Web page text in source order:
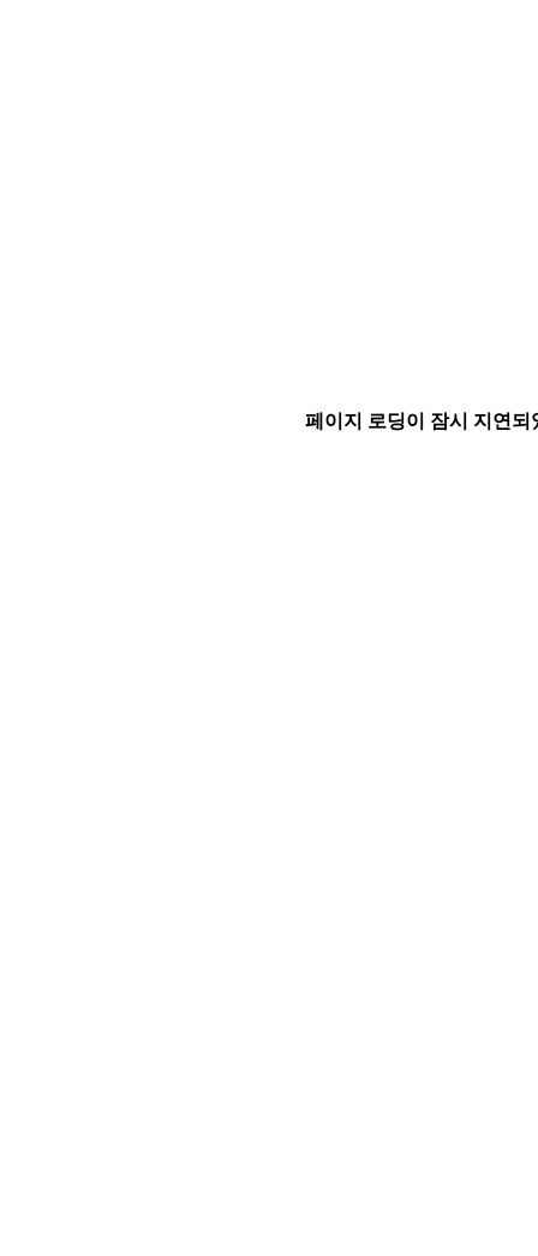
페이지 로딩이 잠시 지연